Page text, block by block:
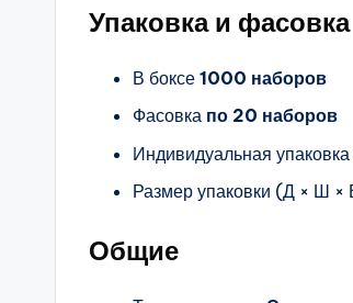
Упаковка и фасовка
В боксе 1000 наборов
Фасовка по 20 наборов
Индивидуальная упаковка
Размер упаковки (Д × Ш ×
Общие